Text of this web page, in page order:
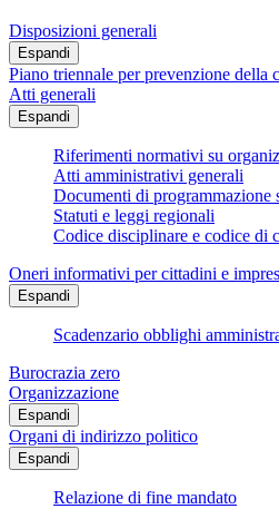
Disposizioni generali
Espandi
Piano triennale per prevenzione della
Atti generali
Espandi
Riferimenti normativi su
Atti amministrativi generali
Documenti di programmazione
Statuti e leggi regionali
Codice disciplinare e codice di
Oneri informativi per cittadini e
Espandi
Scadenzario obblighi
Burocrazia zero
Organizzazione
Espandi
Organi di indirizzo politico
Espandi
Relazione di fine mandato